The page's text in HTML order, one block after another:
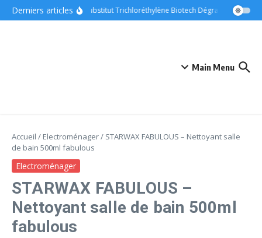
Aller au contenu
Derniers articlesONYX – Substitut Trichloréthylène Biotech Dégraissant Métaux
Main Menu
Accueil / Electroménager/ STARWAX FABULOUS – Nettoyant salle
de bain 500ml fabulous
Electroménager
STARWAX FABULOUS –
Nettoyant salle de bain 500ml
fabulous